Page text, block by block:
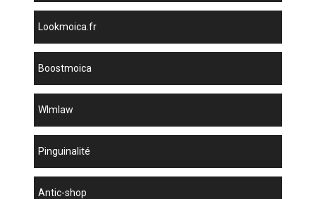
lookmoica.fr
boostmoica
wlmlaw
Pinguinalité
antic-shop